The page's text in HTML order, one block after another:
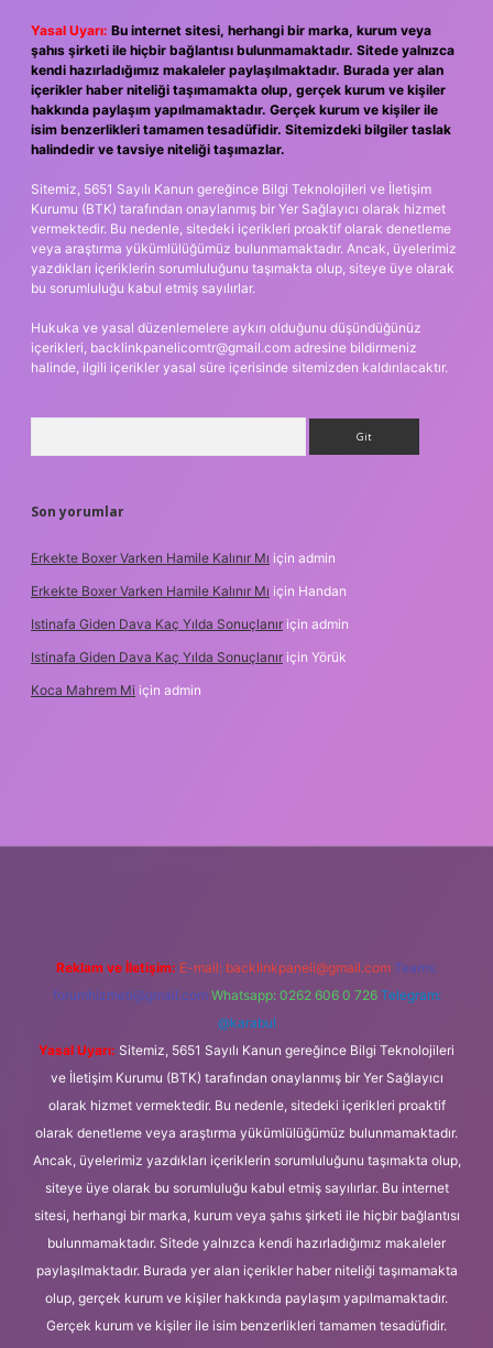
Yasal Uyarı: Bu internet sitesi, herhangi bir marka, kurum veya
şahıs şirketi ile hiçbir bağlantısı bulunmamaktadır. Sitede yalnızca
kendi hazırladığımız makaleler paylaşılmaktadır. Burada yer alan
içerikler haber niteliği taşımamakta olup, gerçek kurum ve kişiler
hakkında paylaşım yapılmamaktadır. Gerçek kurum ve kişiler ile
isim benzerlikleri tamamen tesadüfidir. Sitemizdeki bilgiler taslak
halindedir ve tavsiye niteliği taşımazlar.
Sitemiz, 5651 Sayılı Kanun gereğince Bilgi Teknolojileri ve İletişim
Kurumu (BTK) tarafından onaylanmış bir Yer Sağlayıcı olarak hizmet
vermektedir. Bu nedenle, sitedeki içerikleri proaktif olarak denetleme
veya araştırma yükümlülüğümüz bulunmamaktadır. Ancak, üyelerimiz
yazdıkları içeriklerin sorumluluğunu taşımakta olup, siteye üye olarak
bu sorumluluğu kabul etmiş sayılırlar.
Hukuka ve yasal düzenlemelere aykırı olduğunu düşündüğünüz
içerikleri, backlinkpanelicomtr@gmail.com adresine bildirmeniz
halinde, ilgili içerikler yasal süre içerisinde sitemizden kaldırılacaktır.
Son yorumlar
Erkekte Boxer Varken Hamile Kalınır Mı için admin
Erkekte Boxer Varken Hamile Kalınır Mı için Handan
Istinafa Giden Dava Kaç Yılda Sonuçlanır için admin
Istinafa Giden Dava Kaç Yılda Sonuçlanır için Yörük
Koca Mahrem Mi için admin
Reklam ve İletişim: E-mail: backlinkpaneli@gmail.com Teams:
forumhizmeti@gmail.com Whatsapp: 0262 606 0 726 Telegram:
@karabul
Yasal Uyarı: Sitemiz, 5651 Sayılı Kanun gereğince Bilgi Teknolojileri
ve İletişim Kurumu (BTK) tarafından onaylanmış bir Yer Sağlayıcı
olarak hizmet vermektedir. Bu nedenle, sitedeki içerikleri proaktif
olarak denetleme veya araştırma yükümlülüğümüz bulunmamaktadır.
Ancak, üyelerimiz yazdıkları içeriklerin sorumluluğunu taşımakta olup,
siteye üye olarak bu sorumluluğu kabul etmiş sayılırlar. Bu internet
sitesi, herhangi bir marka, kurum veya şahıs şirketi ile hiçbir bağlantısı
bulunmamaktadır. Sitede yalnızca kendi hazırladığımız makaleler
paylaşılmaktadır. Burada yer alan içerikler haber niteliği taşımamakta
olup, gerçek kurum ve kişiler hakkında paylaşım yapılmamaktadır.
Gerçek kurum ve kişiler ile isim benzerlikleri tamamen tesadüfidir.